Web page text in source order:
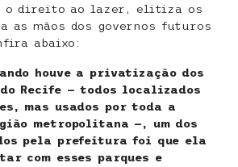
o direito ao lazer, elitiza os
as mãos dos governos futuros
abaixo:
houve a privatização dos
Recife — todos localizados
mas usados por toda a
metropolitana —, um dos
pela prefeitura foi que ela
com esses parques e